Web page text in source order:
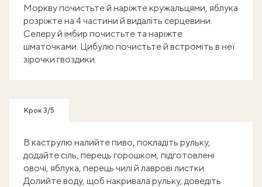
Моркву почистьте й наріжте кружальцями, яблука
розріжте на 4 частини й видаліть серцевини.
Селеру й імбир почистьте та наріжте
шматочками. Цибулю почистьте й встроміть в неї
зірочки гвоздики.
Крок 3/5
В каструлю налийте пиво, покладіть рульку,
додайте сіль, перець горошком, підготовлені
овочі, яблука, перець чилі й лаврові листки.
Долийте воду, щоб накривала рульку, доведіть